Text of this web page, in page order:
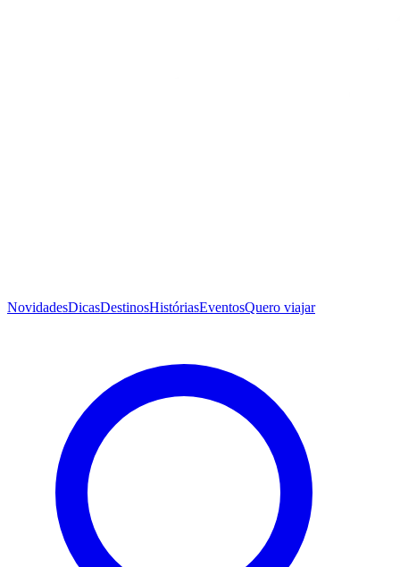
NovidadesDicasDestinosHistóriasEventosQuero viajar